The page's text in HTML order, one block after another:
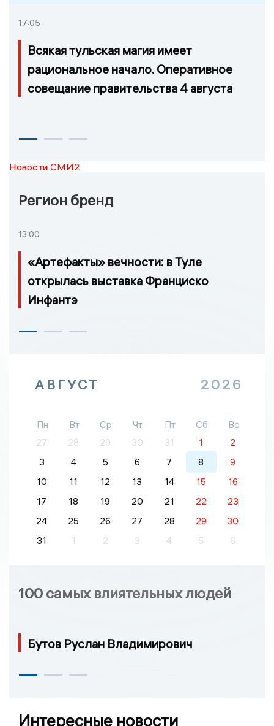
17:05
Всякая тульская магия имеет
рациональное начало. Оперативное
совещание правительства 4 августа
Новости СМИ2
Регион бренд
13:00
«Артефакты» вечности: в Туле
открылась выставка Франциско
Инфантэ
АВГУСТ 2026
Пн Вт Ср Чт Пт Сб
Вс
27
28 29 30 31 1
2
3
4 5 6 7 8
9
10
11 12 13 14 15
16
17
18 19 20 21 22
23
24
25 26 27 28 29
30
31
1 2 3 4 5 6
100 самых влиятельных людей
Бутов Руслан Владимирович
Интересные новости